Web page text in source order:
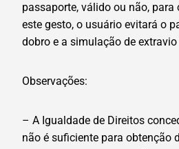
passaporte, válido ou não, para
este gesto, o usuário evitará o
dobro e a simulação de
Observações:
– A Igualdade de Direitos
não é suficiente para obtenção